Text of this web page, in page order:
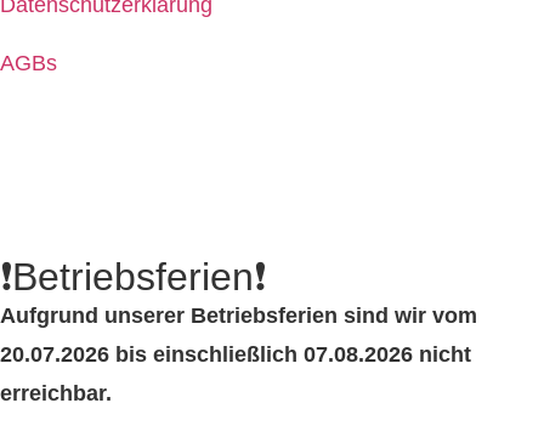
Datenschutzerklärung
AGBs
❗Betriebsferien❗
Aufgrund unserer Betriebsferien sind wir vom
20.07.2026 bis einschließlich 07.08.2026 nicht
erreichbar.